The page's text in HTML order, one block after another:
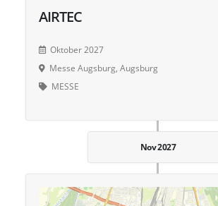
AIRTEC
Oktober 2027
Messe Augsburg, Augsburg
MESSE
Nov 2027